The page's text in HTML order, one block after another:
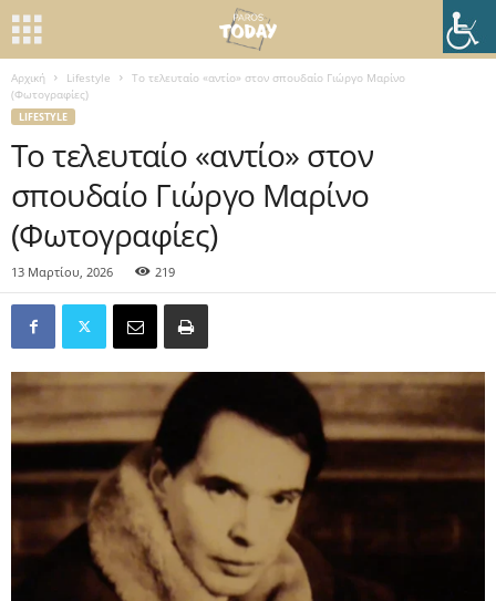
Αρχική Lifestyle
Το τελευταίο «αντίο» στον σπουδαίο Γιώργο Μαρίνο
(Φωτογραφίες)
LIFESTYLE
Το τελευταίο «αντίο» στον
σπουδαίο Γιώργο Μαρίνο
(Φωτογραφίες)
13 Μαρτίου, 2026 219